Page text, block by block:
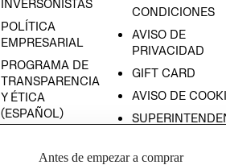
INVERSONISTAS
POLÍTICA
EMPRESARIAL
PROGRAMA DE
TRANSPARENCIA
Y ÉTICA
(ESPAÑOL)
TRANSPARENCIA
CONDICIONES
AVISO DE
PRIVACIDAD
GIFT CARD
AVISO DE
Antes de empezar a comprar